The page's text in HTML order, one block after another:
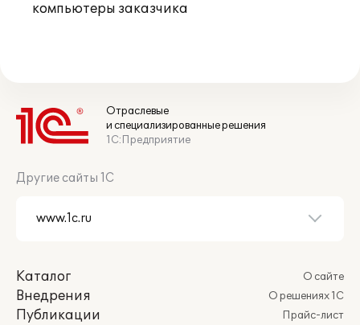
компьютеры заказчика
Отраслевые
и специализированные решения
1С:Предприятие
Другие сайты 1С
Каталог
Внедрения
Публикации
О сайте
О решениях 1С
Прайс-лист